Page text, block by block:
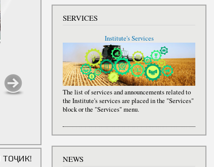
SERVICES
Institute's Services
The list of services and announcements related to
the Institute's services are placed in the "Services"
block or the "Services" menu.
NEWS